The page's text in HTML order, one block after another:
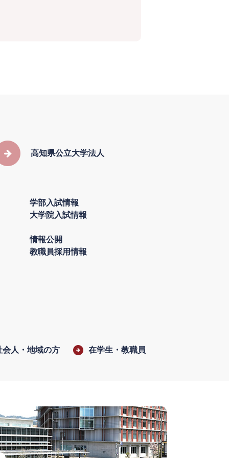
高知県公立大学法人
学部入試情報
大学院入試情報
情報公開
教職員採用情報
会人・地域の方 在学生・教職員